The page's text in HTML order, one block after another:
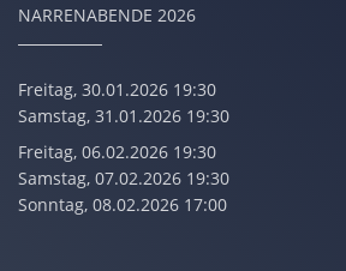
NARRENABENDE 2026
Freitag, 30.01.2026 19:30
Samstag, 31.01.2026 19:30
Freitag, 06.02.2026 19:30
Samstag, 07.02.2026 19:30
Sonntag, 08.02.2026 17:00